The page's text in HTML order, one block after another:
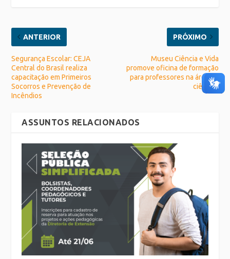
ANTERIOR
Segurança Escolar: CEJA
Central do Brasil realiza
capacitação em Primeiros
Socorros e Prevenção de
Incêndios
PRÓXIMO
Museu Ciência e Vida
promove oficina de formação
para professores na área de
ciências
ASSUNTOS RELACIONADOS